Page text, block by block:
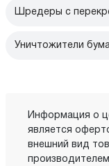
Шредеры с
Уничтожители
Информация о
является
внешний вид